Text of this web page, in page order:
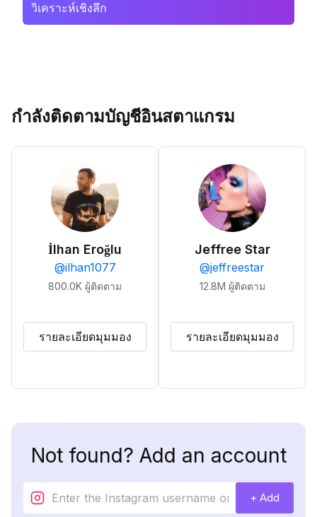
วิเคราะห์เชิงลึก
กำลังติดตามบัญชีอินสตาแกรม
İlhan Eroğlu
@ilhan1077
800.0K ผู้ติดตาม
รายละเอียดมุมมอง
Jeffree Star
@jeffreestar
12.8M ผู้ติดตาม
รายละเอียดมุมมอง
Not found? Add an account
+ Add